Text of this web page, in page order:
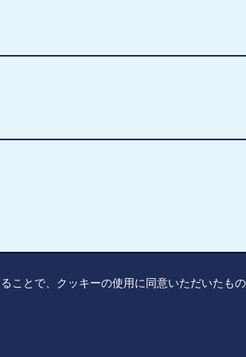
ことで、クッキーの使用に同意いただいたも